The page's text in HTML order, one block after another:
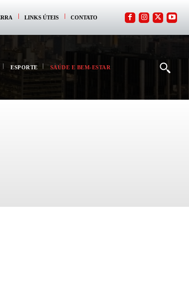
LINKS ÚTEIS CONTATO
ESPORTE SAÚDE E BEM-ESTAR